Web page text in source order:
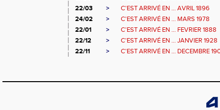
22/03
>
C'EST ARRIVÉ EN ... AVRIL 1896
24/02
>
C'EST ARRIVÉ EN ... MARS 1978
22/01
>
C'EST ARRIVÉ EN ... FEVRIER 1888
22/12
>
C'EST ARRIVÉ EN ... JANVIER 1928
22/11
> C'EST ARRIVÉ EN ... DECEMBRE